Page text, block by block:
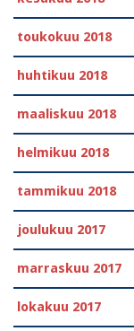
toukokuu 2018
huhtikuu 2018
maaliskuu 2018
helmikuu 2018
tammikuu 2018
joulukuu 2017
marraskuu 2017
lokakuu 2017